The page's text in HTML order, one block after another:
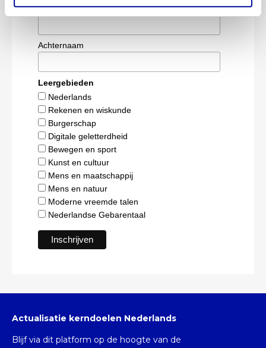
Tussenvoegsel
Achternaam
Leergebieden
Nederlands
Rekenen en wiskunde
Burgerschap
Digitale geletterdheid
Bewegen en sport
Kunst en cultuur
Mens en maatschappij
Mens en natuur
Moderne vreemde talen
Nederlandse Gebarentaal
Actualisatie kerndoelen Nederlands
Blijf via dit platform op de hoogte van de